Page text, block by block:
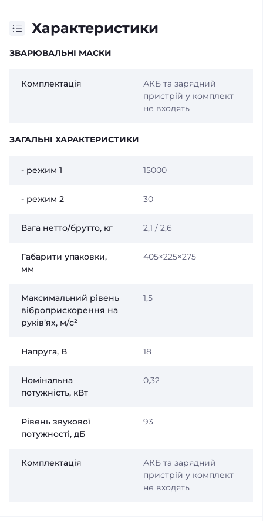
Характеристики
ЗВАРЮВАЛЬНІ МАСКИ
Комплектація
АКБ та зарядний
пристрій у комплект
не входять
ЗАГАЛЬНІ ХАРАКТЕРИСТИКИ
- режим 1 15000
- режим 2 30
Вага нетто/брутто, кг 2,1 / 2,6
Габарити упаковки,
мм
405×225×275
Максимальний рівень
віброприскорення на
руків’ях, м/с²
1,5
Напруга, В 18
Номінальна
потужність, кВт
0,32
Рівень звукової
потужності, дБ
93
Комплектація
АКБ та зарядний
пристрій у комплект
не входять